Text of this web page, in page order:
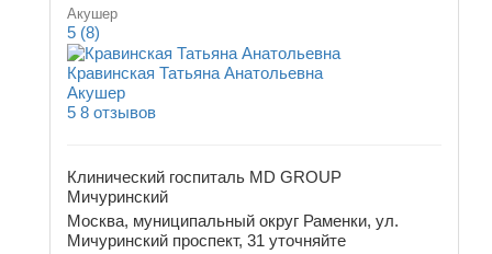
Акушер
5 (8)
Кравинская Татьяна Анатольевна
Акушер
5 8 отзывов
Клинический госпиталь MD GROUP
Мичуринский
Москва, муниципальный округ Раменки, ул.
Мичуринский проспект, 31 уточняйте